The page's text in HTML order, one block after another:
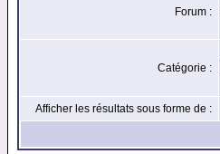
Forum :
Catégorie :
Afficher les résultats sous forme de :